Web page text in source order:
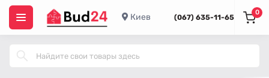
Киев (067) 635-11-65
0